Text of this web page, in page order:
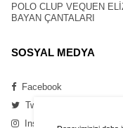
POLO CLUP VEQUEN
BAYAN ÇANTALARI
SOSYAL MEDYA
Facebook
Twitter
Instagram